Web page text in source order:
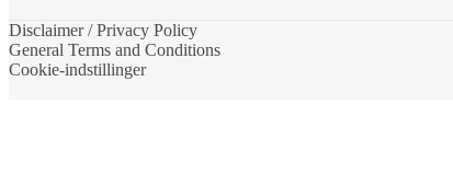
Disclaimer / Privacy Policy
General Terms and Conditions
Cookie-indstillinger